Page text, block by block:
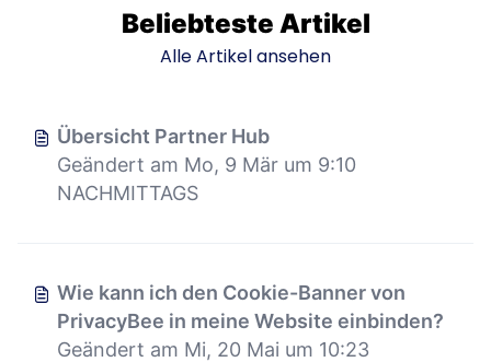
Beliebteste Artikel
Alle Artikel ansehen
Übersicht Partner Hub
Geändert am Mo, 9 Mär um 9:10
NACHMITTAGS
Wie kann ich den Cookie-Banner von
PrivacyBee in meine Website einbinden?
Geändert am Mi, 20 Mai um 10:23